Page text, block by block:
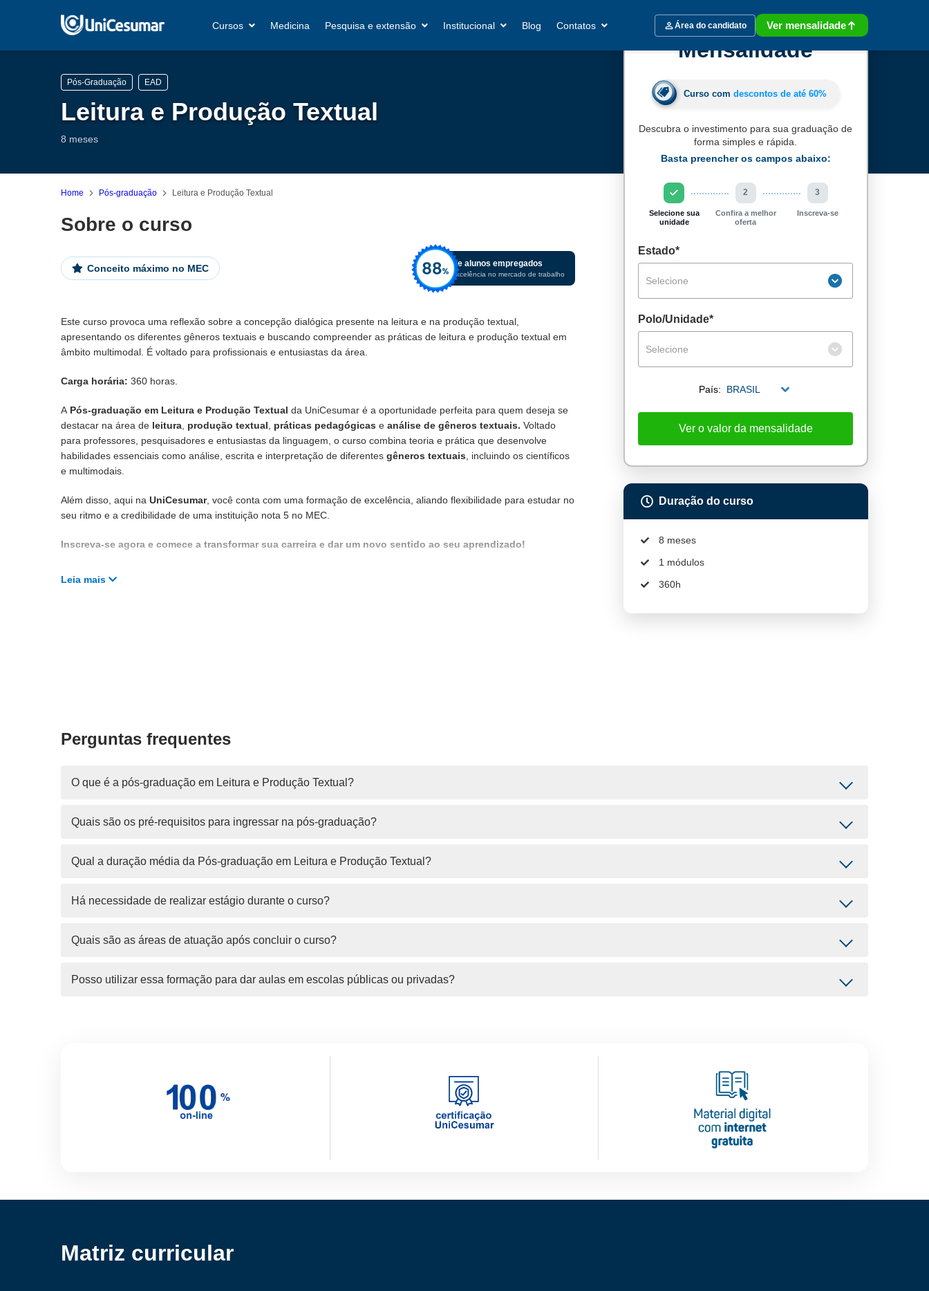
Cursos Medicina Pesquisa e extensão Institucional Blog Contatos Área do candidato Ver mensalidade
Pós-Graduação EAD
Leitura e Produção Textual
8 meses
Home Pós-graduação Leitura e Produção Textual
Sobre o curso
Conceito máximo no MEC De alunos empregados
Excelência no mercado de trabalho
Este curso provoca uma reflexão sobre a concepção dialógica presente na leitura e na produção textual,
apresentando os diferentes gêneros textuais e buscando compreender as práticas de leitura e produção textual em
âmbito multimodal. É voltado para profissionais e entusiastas da área.
Carga horária: 360 horas.
A Pós-graduação em Leitura e Produção Textual da UniCesumar é a oportunidade perfeita para quem deseja se
destacar na área de leitura produção textual práticas pedagógicas e análise de gêneros textuais. Voltado
para professores, pesquisadores e entusiastas da linguagem, o curso combina teoria e prática que desenvolve
habilidades essenciais como análise, escrita e interpretação de diferentes gêneros textuais , incluindo os científicos
e multimodais.
Além disso, aqui na UniCesumar, você conta com uma formação de excelência, aliando flexibilidade para estudar no
seu ritmo e a credibilidade de uma instituição nota 5 no MEC.
Inscreva-se agora e comece a transformar sua carreira e dar um novo sentido ao seu aprendizado!
Leia mais
Mensalidade
Curso com descontos de até 60%
Descubra o investimento para sua graduação de
forma simples e rápida.
Basta preencher os campos abaixo:
Selecione sua
unidade
2
Confira a melhor
oferta
3
Inscreva-se
Estado*
Selecione
Polo/Unidade*
Selecione
País: BRASIL
Ver o valor da mensalidade
Duração do curso
8 meses
1 módulos
360h
Perguntas frequentes
O que é a pós-graduação em Leitura e Produção Textual?
Quais são os pré-requisitos para ingressar na pós-graduação?
Qual a duração média da Pós-graduação em Leitura e Produção Textual?
Há necessidade de realizar estágio durante o curso?
Quais são as áreas de atuação após concluir o curso?
Posso utilizar essa formação para dar aulas em escolas públicas ou privadas?
Matriz curricular